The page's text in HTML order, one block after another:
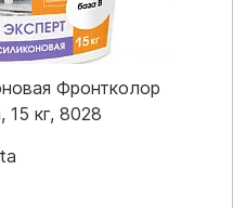
Фронтколор
15 кг, 8028